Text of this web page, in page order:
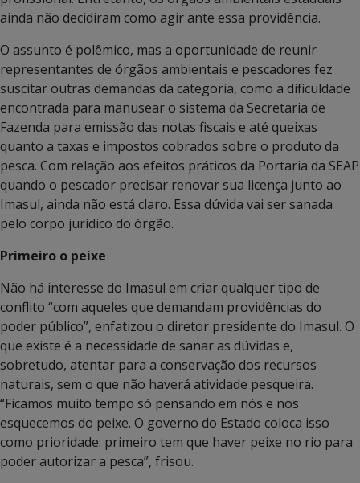
ainda não decidiram como agir ante essa providência.
O assunto é polêmico, mas a oportunidade de reunir
representantes de órgãos ambientais e pescadores fez
suscitar outras demandas da categoria, como a dificuldade
encontrada para manusear o sistema da Secretaria de
Fazenda para emissão das notas fiscais e até queixas
quanto a taxas e impostos cobrados sobre o produto da
pesca. Com relação aos efeitos práticos da Portaria da SEAP
quando o pescador precisar renovar sua licença junto ao
Imasul, ainda não está claro. Essa dúvida vai ser sanada
pelo corpo jurídico do órgão.
Primeiro o peixe
Não há interesse do Imasul em criar qualquer tipo de
conflito “com aqueles que demandam providências do
poder público”, enfatizou o diretor presidente do Imasul. O
que existe é a necessidade de sanar as dúvidas e,
sobretudo, atentar para a conservação dos recursos
naturais, sem o que não haverá atividade pesqueira.
“Ficamos muito tempo só pensando em nós e nos
esquecemos do peixe. O governo do Estado coloca isso
como prioridade: primeiro tem que haver peixe no rio para
poder autorizar a pesca”, frisou.